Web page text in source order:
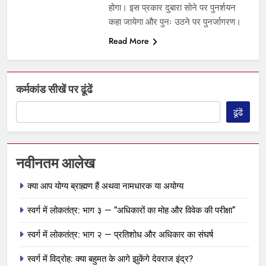
होगा। इस प्रकार दुबारा सोने पर पुनर्शयन
कहा जायेगा और पुनः उठने पर पुनर्जागरण।
Read More
कर्मकांड सीखें पर ढूंढें
ढूंढें
नवीनतम आलेख
क्या आप योग्य ब्राह्मण हैं अथवा नामधारक या अयोग्य
स्वर्ग में लोकतंत्र: भाग ३ — “अधिकारों का मोह और विवेक की परीक्षा”
स्वर्ग में लोकतंत्र: भाग २ — प्रतिशोध और अधिकार का संघर्ष
स्वर्ग में विद्रोह: क्या बहुमत के आगे झुकेंगे देवराज इंद्र?